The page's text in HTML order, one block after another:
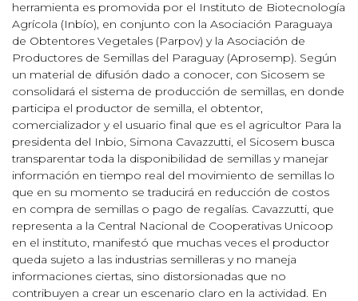
herramienta es promovida por el Instituto de Biotecnología
Agrícola (Inbío), en conjunto con la Asociación Paraguaya
de Obtentores Vegetales (Parpov) y la Asociación de
Productores de Semillas del Paraguay (Aprosemp). Según
un material de difusión dado a conocer, con Sicosem se
consolidará el sistema de producción de semillas, en donde
participa el productor de semilla, el obtentor,
comercializador y el usuario final que es el agricultor Para la
presidenta del Inbio, Simona Cavazzutti, el Sicosem busca
transparentar toda la disponibilidad de semillas y manejar
información en tiempo real del movimiento de semillas lo
que en su momento se traducirá en reducción de costos
en compra de semillas o pago de regalías. Cavazzutti, que
representa a la Central Nacional de Cooperativas Unicoop
en el instituto, manifestó que muchas veces el productor
queda sujeto a las industrias semilleras y no maneja
informaciones ciertas, sino distorsionadas que no
contribuyen a crear un escenario claro en la actividad. En